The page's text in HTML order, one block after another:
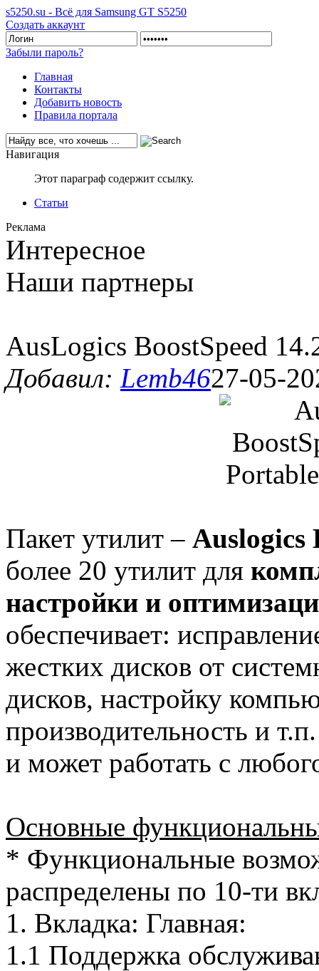
s5250.su - Всё для Samsung GT S5250
Создать аккаунт
Забыли пароль?
Главная
Контакты
Добавить новость
Правила портала
Навигация
Этот параграф содержит ссылку.
Статьи
Реклама
Интересное
Наши партнеры
AusLogics BoostSpeed
Добавил: Lemb4627-05-
Пакет утилит – Auslogics
более 20 утилит для
настройки и
обеспечивает:
жестких дисков от
дисков, настройку
производительность и
и может работать с
Основные
* Функциональные
распределены по 10-ти
1. Вкладка: Главная:
1.1 Поддержка